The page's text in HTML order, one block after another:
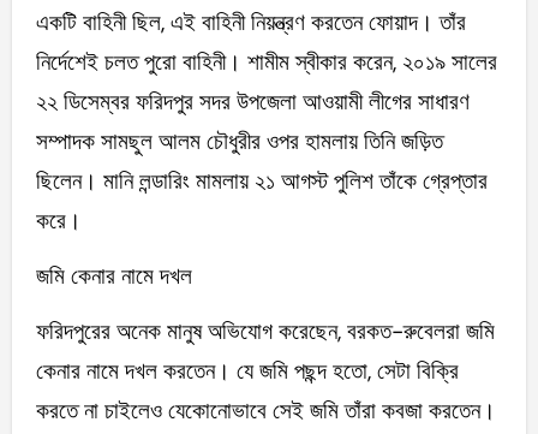
একটি বাহিনী ছিল, এই বাহিনী নিয়ন্ত্রণ করতেন ফোয়াদ। তাঁর
নির্দেশেই চলত পুরো বাহিনী। শামীম স্বীকার করেন, ২০১৯ সালের
২২ ডিসেম্বর ফরিদপুর সদর উপজেলা আওয়ামী লীগের সাধারণ
সম্পাদক সামছুল আলম চৌধুরীর ওপর হামলায় তিনি জড়িত
ছিলেন। মানি লন্ডারিং মামলায় ২১ আগস্ট পুলিশ তাঁকে গ্রেপ্তার
করে।
জমি কেনার নামে দখল
ফরিদপুরের অনেক মানুষ অভিযোগ করেছেন, বরকত-রুবেলরা জমি
কেনার নামে দখল করতেন। যে জমি পছন্দ হতো, সেটা বিক্রি
করতে না চাইলেও যেকোনোভাবে সেই জমি তাঁরা কবজা করতেন।